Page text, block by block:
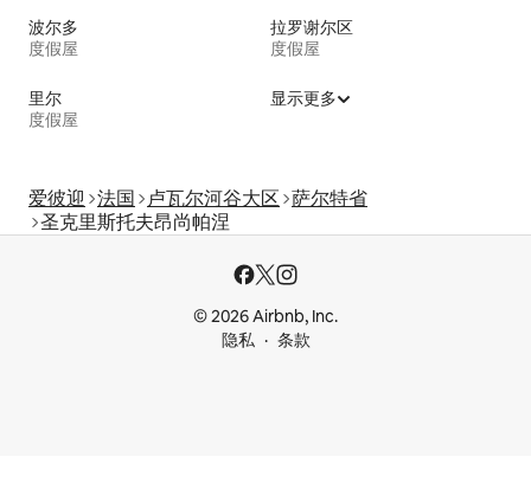
波尔多
度假屋
拉罗谢尔区
度假屋
里尔
度假屋
显示更多
爱彼迎 法国 卢瓦尔河谷大区 萨尔特省
圣克里斯托夫昂尚帕涅
© 2026 Airbnb, Inc.
隐私
条款